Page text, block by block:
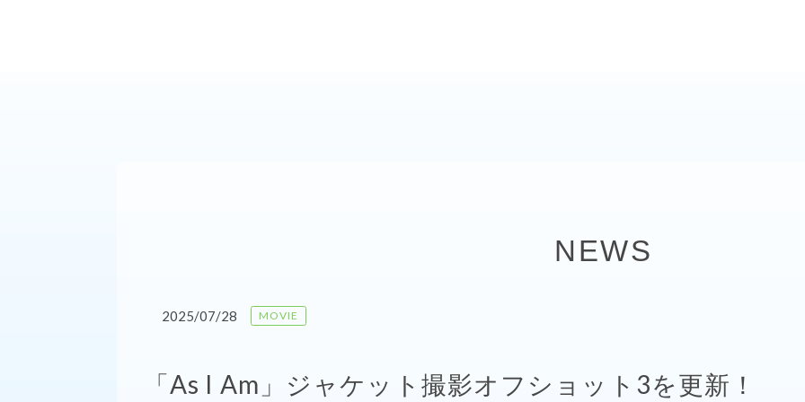
NEWS
2025/07/28 MOVIE
「As I Am」ジャケット撮影オフショット3を更新！